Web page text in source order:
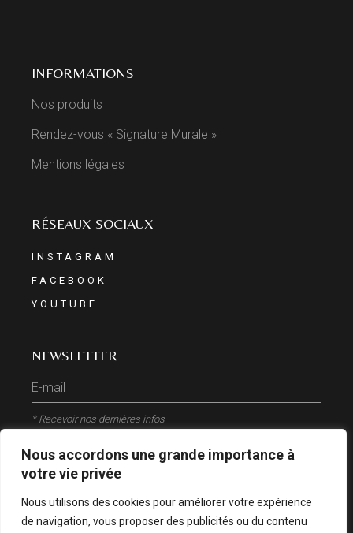
Nous accordons une grande importance à
votre vie privée
Nous utilisons des cookies pour améliorer votre expérience
de navigation, vous proposer des publicités ou du contenu
INFORMATIONS
Nos produits
Rendez-vous « Signature Murale »
Mentions légales
RÉSEAUX SOCIAUX
INSTAGRAM
FACEBOOK
YOUTUBE
NEWSLETTER
* Recevoir nos dernières infos
ENVOYER